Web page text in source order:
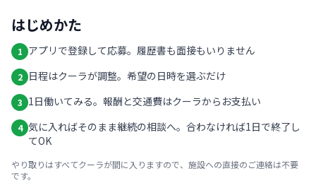
はじめかた
1 アプリで登録して応募。履歴書も面接もいりません
2 日程はクーラが調整。希望の日時を選ぶだけ
3 1日働いてみる。報酬と交通費はクーラからお支払い
4 気に入ればそのまま継続の相談へ。合わなければ1日で終了し
てOK
やり取りはすべてクーラが間に入りますので、施設への直接のご連絡は不要
です。